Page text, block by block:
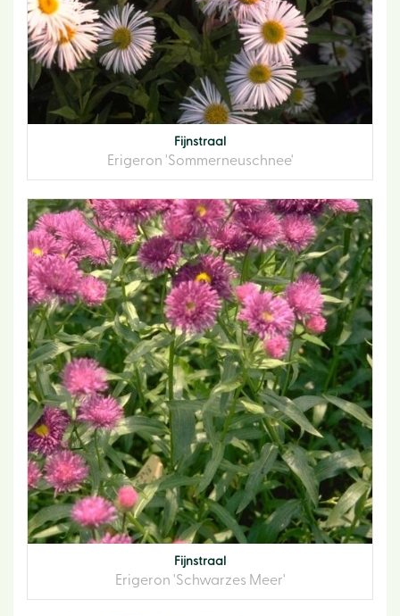
Fijnstraal
Erigeron 'Sommerneuschnee'
Fijnstraal
Erigeron 'Schwarzes Meer'